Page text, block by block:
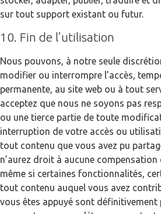
sur tout support existant ou futur.
10. Fin de l’utilisation
Nous pouvons, à notre seule
modifier ou interrompre l’accès,
permanente, au site web ou à tout
acceptez que nous ne soyons pas
ou une tierce partie de toute
interruption de votre accès ou
tout contenu que vous avez pu
n’aurez droit à aucune
même si certaines fonctionnalités,
tout contenu auquel vous avez
vous êtes appuyé sont définitivement